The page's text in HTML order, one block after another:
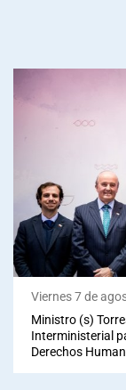
Viernes 7 de
Ministro (s)
Interministerial
Derechos